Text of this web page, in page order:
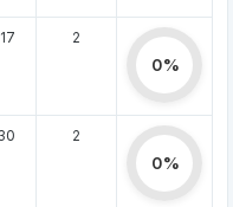
2
0%
2
0%